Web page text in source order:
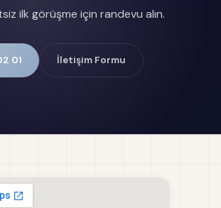
ilk görüşme için randevu alın.
01 İletişim Formu